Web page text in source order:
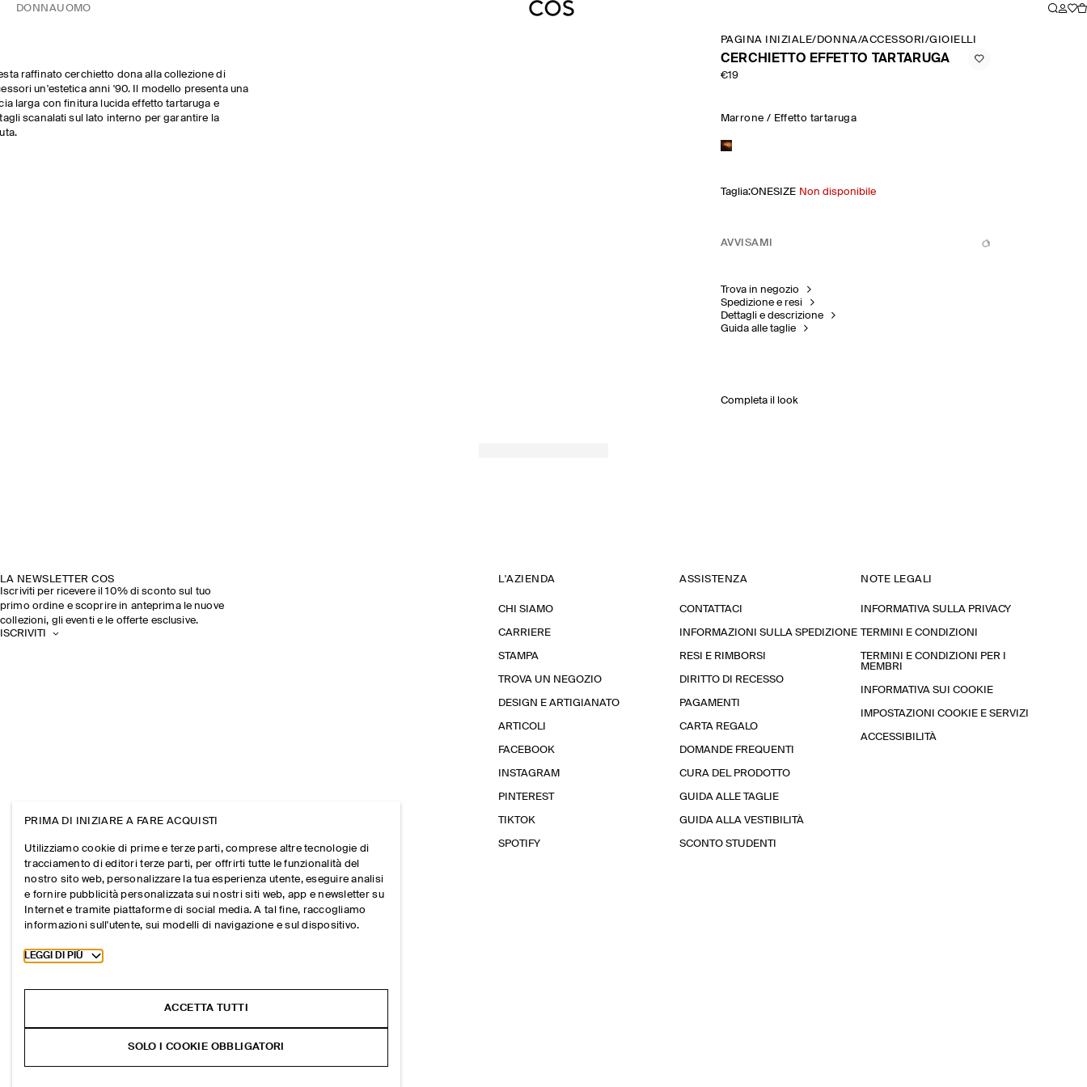
DONNAUOMO
raffinato cerchietto dona alla collezione di
un'estetica anni '90. Il modello presenta una
larga con finitura lucida effetto tartaruga e
scanalati sul lato interno per garantire la
PAGINA INIZIALE/ DONNA/ACCESSORI /GIOIELLI
CERCHIETTO EFFETTO TARTARUGA
€19
Marrone / Effetto tartaruga
Taglia:ONESIZE Non disponibile
AVVISAMI
Trova in negozio
Spedizione e resi
Dettagli e descrizione
Guida alle taglie
Completa il look
LA NEWSLETTER COS
Iscriviti per ricevere il 10% di sconto sul tuo
primo ordine e scoprire in anteprima le nuove
collezioni, gli eventi e le offerte esclusive.
ISCRIVITI
L'AZIENDA
CHI SIAMO
CARRIERE
STAMPA
TROVA UN NEGOZIO
DESIGN E ARTIGIANATO
ARTICOLI
FACEBOOK
INSTAGRAM
PINTEREST
TIKTOK
SPOTIFY
ASSISTENZA
CONTATTACI
INFORMAZIONI SULLA SPEDIZIONE
RESI E RIMBORSI
DIRITTO DI RECESSO
PAGAMENTI
CARTA REGALO
DOMANDE FREQUENTI
CURA DEL PRODOTTO
GUIDA ALLE TAGLIE
GUIDA ALLA VESTIBILITÀ
SCONTO STUDENTI
NOTE LEGALI
INFORMATIVA SULLA PRIVACY
TERMINI E CONDIZIONI
TERMINI E CONDIZIONI PER I
MEMBRI
INFORMATIVA SUI COOKIE
IMPOSTAZIONI COOKIE E SERVIZI
ACCESSIBILITÀ
PRIMA DI INIZIARE A FARE ACQUISTI
Utilizziamo cookie di prime e terze parti, comprese altre tecnologie di
tracciamento di editori terze parti, per offrirti tutte le funzionalità del
nostro sito web, personalizzare la tua esperienza utente, eseguire analisi
e fornire pubblicità personalizzata sui nostri siti web, app e newsletter su
Internet e tramite piattaforme di social media. A tal fine, raccogliamo
informazioni sull'utente, sui modelli di navigazione e sul dispositivo.
Toggle more cookie information
LEGGI DI PIÙ
ACCETTA TUTTI
SOLO I COOKIE OBBLIGATORI